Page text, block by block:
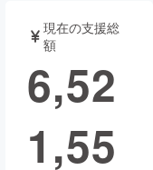
書籍・雑誌
チャレンジ
現在の支援総
額
6,52
1,55